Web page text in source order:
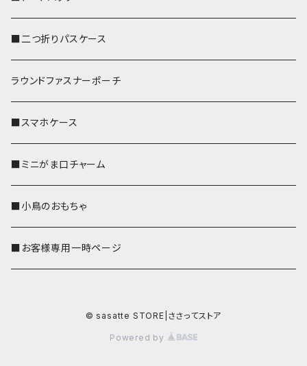
■二つ折りパスケース
ラウンドファスナーポーチ
■スマホケース
■ミニがま口チャーム
■小鳥のおもちゃ
■お客様専用一時ページ
© sasatte STORE|ささってストア
Powered by